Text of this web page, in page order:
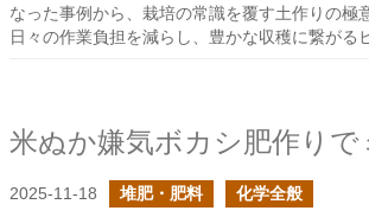
なった事例から、栽培の常識を覆す土作りの極
日々の作業負担を減らし、豊かな収穫に繋がる
2025-11-18 堆肥・肥料 化学全般